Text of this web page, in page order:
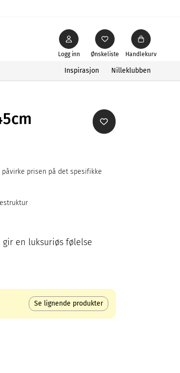
Ønskeliste
Logg inn Handlekurv
Inspirasjon Nilleklubben
prisen på det spesifikke
en luksuriøs følelse
Se lignende produkter